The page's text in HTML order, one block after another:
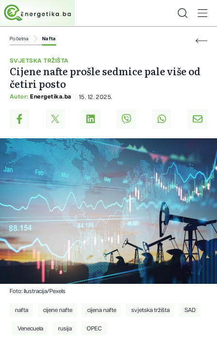
Početna Nafta
SVJETSKA TRŽIŠTA
Cijene nafte prošle sedmice pale više od
četiri posto
Autor: Energetika.ba 15. 12. 2025.
Foto: Ilustracija/Pexels
nafta cijene nafte cijena nafte svjetska tržišta SAD
Venecuela rusija OPEC